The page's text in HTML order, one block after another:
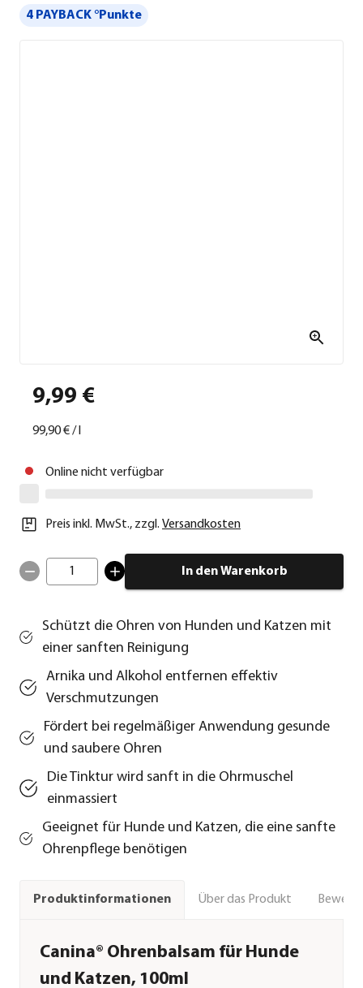
4 PAYBACK °Punkte
9,99 €
99,90 €/
Online nicht verfügbar
Preis inkl. MwSt., zzgl. Versandkosten
1 In den Warenkorb
Schützt die Ohren von Hunden und Katzen mit
einer sanften Reinigung
Arnika und Alkohol entfernen effektiv
Verschmutzungen
Fördert bei regelmäßiger Anwendung gesunde
und saubere Ohren
Die Tinktur wird sanft in die Ohrmuschel
einmassiert
Geeignet für Hunde und Katzen, die eine sanfte
Ohrenpflege benötigen
Produktinformationen Über das Produkt
Canina® Ohrenbalsam für Hunde
und Katzen, 100ml